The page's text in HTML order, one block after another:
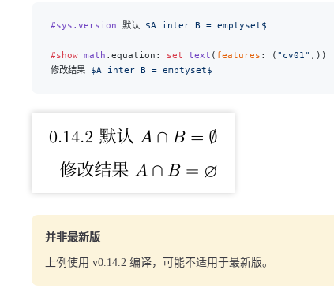
#sys.version 默认 $A inter B = emptyset$
#show math .equation: set text ( features : ( "cv01" ,))
修改结果 $A inter B = emptyset$
并非最新版
上例使用 v0.14.2 编译，可能不适用于最新版。